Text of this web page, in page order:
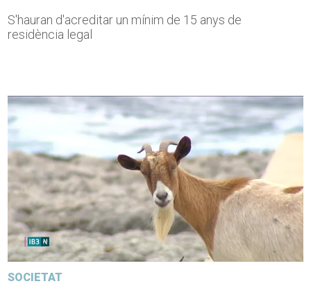
S'hauran d'acreditar un mínim de 15 anys de
residència legal
SOCIETAT